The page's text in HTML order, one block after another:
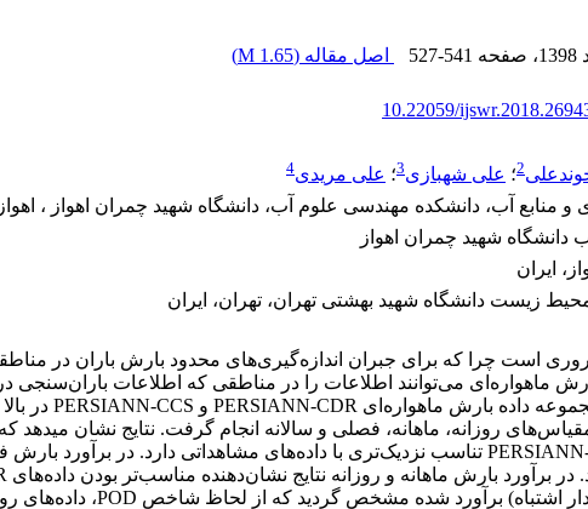
، صفحه 527-541 اصل مقاله (1.65 M
)
10.22059/
2؛ علی شهبازی3؛ علی مریدی4
و منابع آب، دانشکده مهندسی علوم آب، دانشگاه شهید چمران اهواز ،
دانشگاه شهید چمران اهواز
ایران
زیست دانشگاه شهید بهشتی تهران، تهران، ایران
است چرا که برای جبران اندازه‌گیری‌های محدود بارش باران در
ماهواره‌ای می‌توانند اطلاعات را در مناطقی که اطلاعات
در مقیاس‌های روزانه، ماهانه، فصلی و سالانه انجام گرفت. نتایج نشان